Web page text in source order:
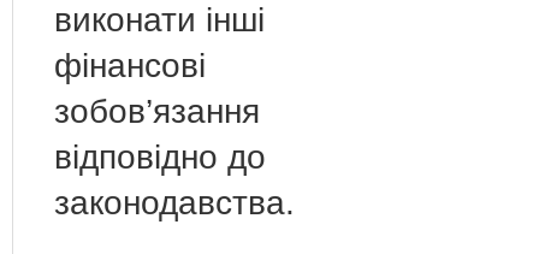
виконати інші
фінансові
зобов’язання
відповідно до
законодавства.